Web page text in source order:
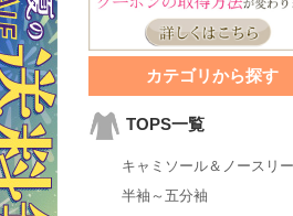
カテゴリから探す
TOPS一覧
キャミソール＆ノースリ
半袖～五分袖